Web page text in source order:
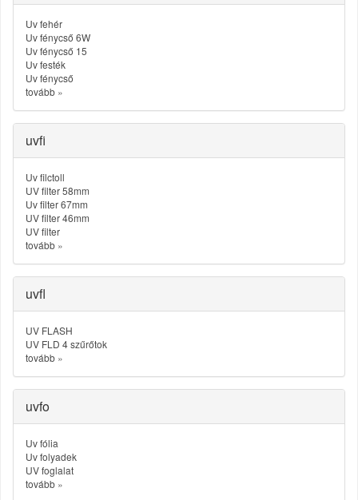
Uv fehér
Uv fénycső 6W
Uv fénycső 15
Uv festék
Uv fénycső
tovább »
uvfi
Uv filctoll
UV filter 58mm
Uv filter 67mm
UV filter 46mm
UV filter
tovább »
uvfl
UV FLASH
UV FLD 4 szűrőtok
tovább »
uvfo
Uv fólia
Uv folyadek
UV foglalat
tovább »